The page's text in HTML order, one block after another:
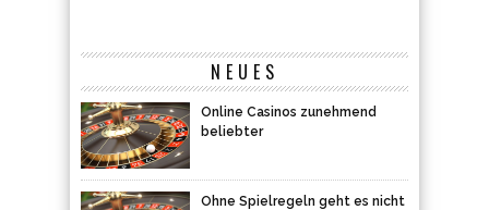
NEUES
Online Casinos zunehmend
beliebter
Ohne Spielregeln geht es nicht